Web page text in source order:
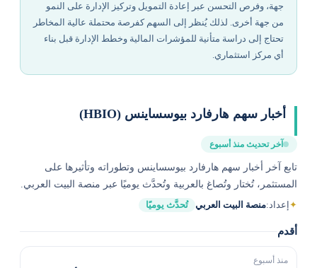
جهة، وفرص التحسن عبر إعادة التمويل وتركيز الإدارة على النمو
من جهة أخرى. لذلك يُنظر إلى السهم كفرصة محتملة عالية المخاطر
تحتاج إلى دراسة متأنية للمؤشرات المالية وخطط الإدارة قبل بناء
أي مركز استثماري.
أخبار سهم هارفارد بيوسساينس (HBIO)
آخر تحديث منذ أسبوع
تابع آخر أخبار سهم هارفارد بيوسساينس وتطوراته وتأثيرها على
المستثمر، تُختار وتُصاغ بالعربية وتُحدَّث يوميًا عبر منصة البيت العربي.
✦إعداد:منصة البيت العربي تُحدَّث يوميًا
أقدم
منذ أسبوع